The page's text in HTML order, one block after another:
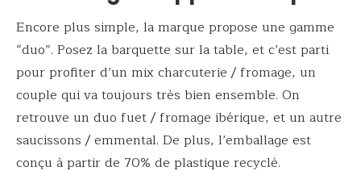
Encore plus simple, la marque propose une gamme
“duo”. Posez la barquette sur la table, et c’est parti
pour profiter d’un mix charcuterie / fromage, un
couple qui va toujours très bien ensemble. On
retrouve un duo fuet / fromage ibérique, et un autre
saucissons / emmental. De plus, l’emballage est
conçu à partir de 70% de plastique recyclé.